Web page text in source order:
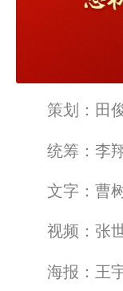
策划：田
统筹：李
文字：曹
视频：张
海报：王